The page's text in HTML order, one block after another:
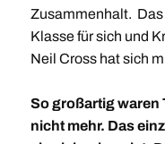
Zusammenhalt.
Klasse für sich und
Neil Cross hat sich
So großartig waren
nicht mehr. Das